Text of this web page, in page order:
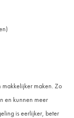
maken. Zo
en kunnen meer
is eerlijker, beter